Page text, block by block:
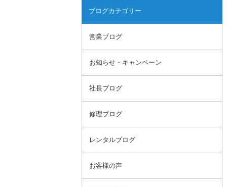
ブログカテゴリー
営業ブログ
お知らせ・キャンペーン
社長ブログ
修理ブログ
レンタルブログ
お客様の声